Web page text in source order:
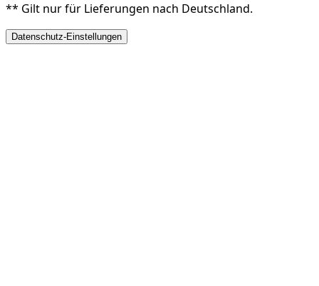
** Gilt nur für Lieferungen nach Deutschland.
Datenschutz-Einstellungen